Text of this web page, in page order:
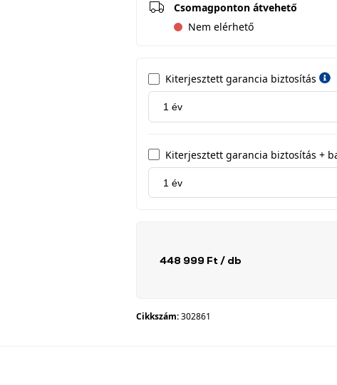
Csomagponton átvehető
Nem elérhető
Kiterjesztett garancia biztosítás
Kiterjesztett garancia biztosítás +
448 999 Ft / db
Cikkszám:302861